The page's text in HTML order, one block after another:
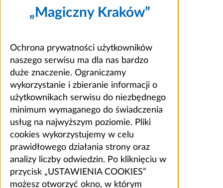
„Magiczny Kraków”
Ochrona prywatności użytkowników
naszego serwisu ma dla nas bardzo
duże znaczenie. Ograniczamy
wykorzystanie i zbieranie informacji o
użytkownikach serwisu do niezbędnego
minimum wymaganego do świadczenia
usług na najwyższym poziomie. Pliki
cookies wykorzystujemy w celu
prawidłowego działania strony oraz
analizy liczby odwiedzin. Po kliknięciu w
przycisk „USTAWIENIA COOKIES”
możesz otworzyć okno, w którym